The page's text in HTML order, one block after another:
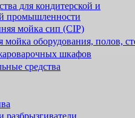
для кондитерской и
промышленности
мойка сип (CIP)
мойка оборудования, полов,
шкафов
средства